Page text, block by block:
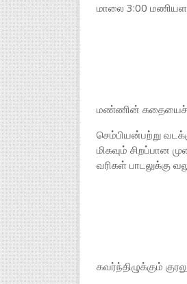
மாலை 3:00
மண்ணின் கதையைச்
செம்பியன்பற்று
மிகவும் சிறப்பான
வரிகள் பாடலுக்கு
கவர்ந்திழுக்கும்